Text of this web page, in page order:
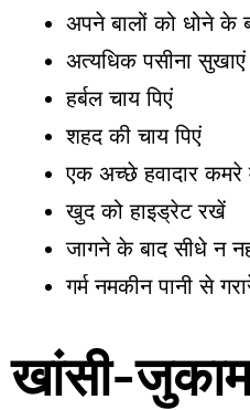
अपने बालों को धोने के
अत्यधिक पसीना सुखाएं
हर्बल चाय पिएं
शहद की चाय पिएं
एक अच्छे हवादार कमरे
खुद को हाइड्रेट रखें
जागने के बाद सीधे न
गर्म नमकीन पानी से
खांसी-